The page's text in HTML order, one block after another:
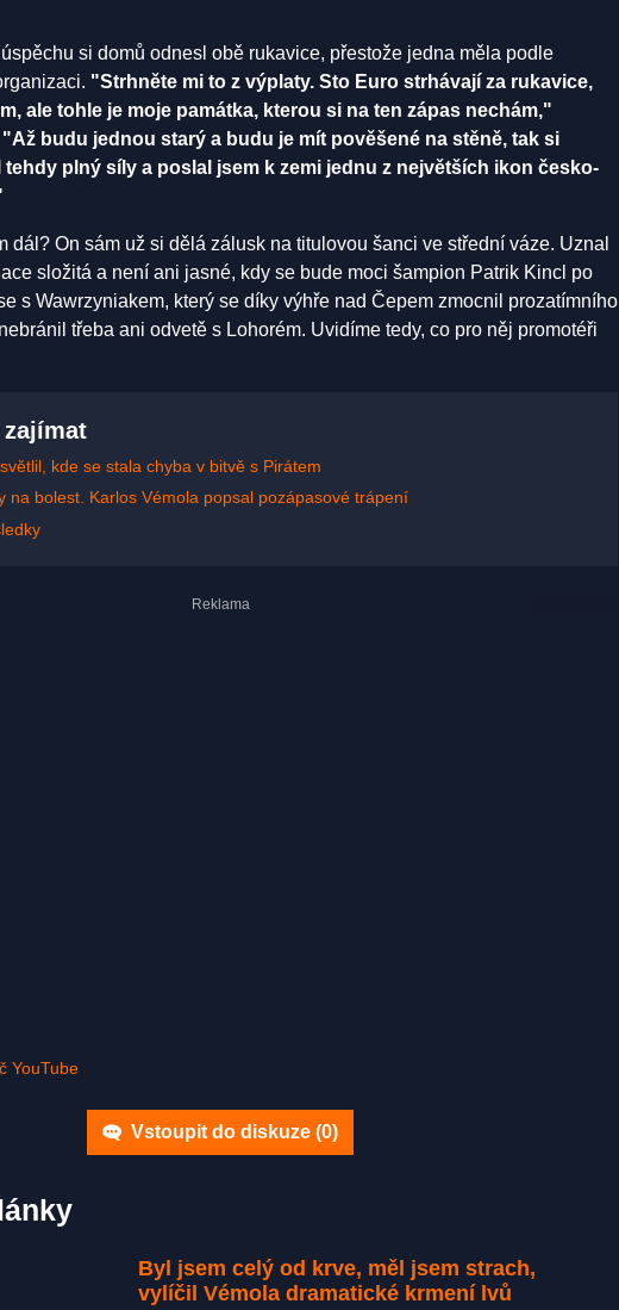
si domů odnesl obě rukavice, přestože jedna měla podle
"Strhněte mi to z výplaty. Sto Euro strhávají za rukavice,
ale tohle je moje památka, kterou si na ten zápas nechám,"
"Až budu jednou starý a budu je mít pověšené na stěně, tak si
tehdy plný síly a poslal jsem k zemi jednu z největších ikon česko-
dál? On sám už si dělá zálusk na titulovou šanci ve střední váze. Uznal
složitá a není ani jasné, kdy se bude moci šampion Patrik Kincl po
s Wawrzyniakem, který se díky výhře nad Čepem zmocnil prozatímního
třeba ani odvetě s Lohorém. Uvidíme tedy, co pro něj promotéři
kde se stala chyba v bitvě s Pirátem
na bolest. Karlos Vémola popsal pozápasové trápení
YouTube
Vstoupit do diskuze (0)
Byl jsem celý od krve, měl jsem strach,
vylíčil Vémola dramatické krmení lvů